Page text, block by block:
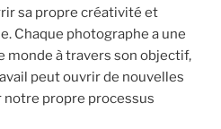
sa propre créativité et
Chaque photographe a une
monde à travers son objectif,
peut ouvrir de nouvelles
propre processus